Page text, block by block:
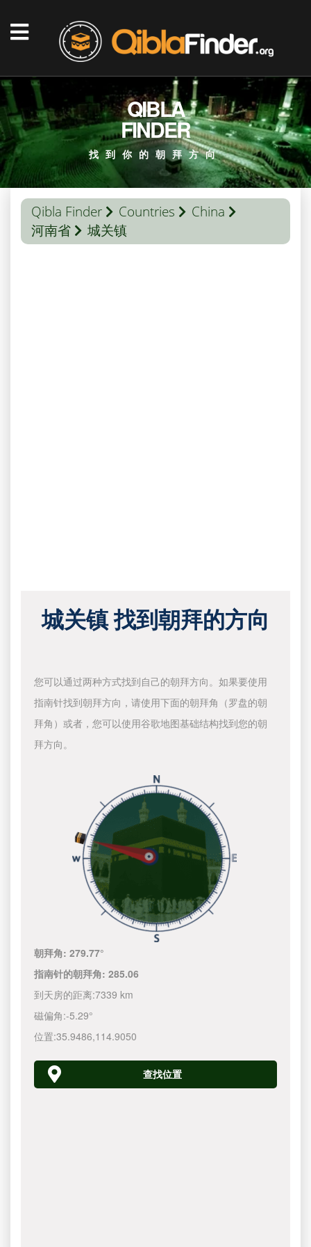
QIBLA
FINDER
找到你的朝拜方向
Qibla Finder Countries
China
河南省
城关镇
城关镇 找到朝拜的方向
您可以通过两种方式找到自己的朝拜方向。如果要使用
指南针找到朝拜方向，请使用下面的朝拜角（罗盘的朝
拜角）或者，您可以使用谷歌地图基础结构找到您的朝
拜方向。
朝拜角:279.77°
指南针的朝拜角:285.06
到天房的距离:7339 km
磁偏角:-5.29°
位置:35.9486,114.9050
查找位置